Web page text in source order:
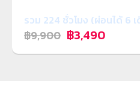
รวม 224 ชั่วโมง (ผ่อนได้ 6
฿9,900 ฿3,490